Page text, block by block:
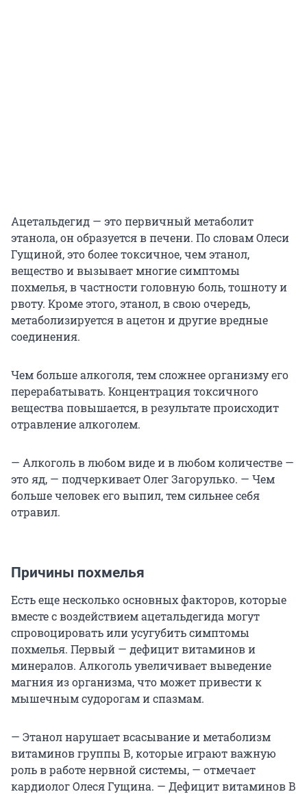
Ацетальдегид — это первичный метаболит
этанола, он образуется в печени. По словам Олеси
Гущиной, это более токсичное, чем этанол,
вещество и вызывает многие симптомы
похмелья, в частности головную боль, тошноту и
рвоту. Кроме этого, этанол, в свою очередь,
метаболизируется в ацетон и другие вредные
соединения.
Чем больше алкоголя, тем сложнее организму его
перерабатывать. Концентрация токсичного
вещества повышается, в результате происходит
отравление алкоголем.
— Алкоголь в любом виде и в любом количестве —
это яд, — подчеркивает Олег Загорулько. — Чем
больше человек его выпил, тем сильнее себя
отравил.
Причины похмелья
Есть еще несколько основных факторов, которые
вместе с воздействием ацетальдегида могут
спровоцировать или усугубить симптомы
похмелья. Первый — дефицит витаминов и
минералов. Алкоголь увеличивает выведение
магния из организма, что может привести к
мышечным судорогам и спазмам.
— Этанол нарушает всасывание и метаболизм
витаминов группы В, которые играют важную
роль в работе нервной системы, — отмечает
кардиолог Олеся Гущина. — Дефицит витаминов В